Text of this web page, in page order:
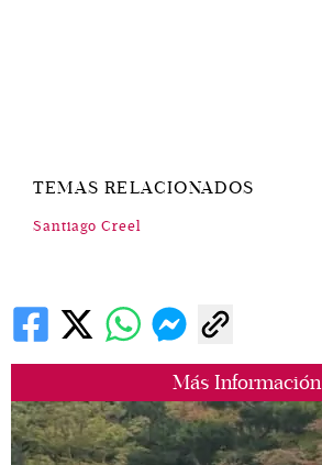
Más Información
TEMAS RELACIONADOS
Santiago Creel